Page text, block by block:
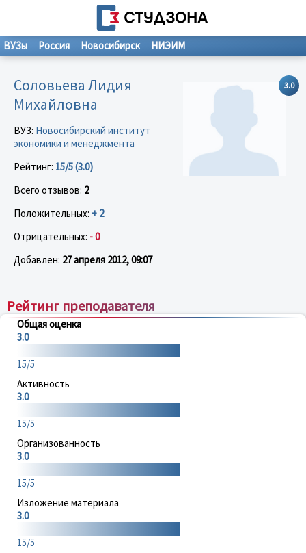
ВУЗы Россия Новосибирск НИЭИМ
3.0
Соловьева Лидия
Михайловна
ВУЗ: Новосибирский институт
экономики и менеджмента
Рейтинг: 15/5 (3.0)
Всего отзывов: 2
Положительных: + 2
Отрицательных: - 0
Добавлен: 27 апреля 2012, 09:07
Рейтинг преподавателя
Общая оценка
3.0
15/5
Активность
3.0
15/5
Организованность
3.0
15/5
Изложение материала
3.0
15/5